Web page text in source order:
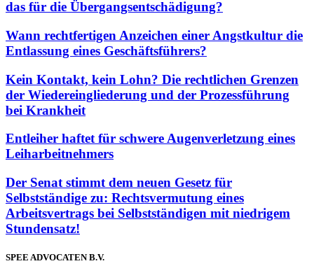
das für die Übergangsentschädigung?
Wann rechtfertigen Anzeichen einer Angstkultur die
Entlassung eines Geschäftsführers?
Kein Kontakt, kein Lohn? Die rechtlichen Grenzen
der Wiedereingliederung und der Prozessführung
bei Krankheit
Entleiher haftet für schwere Augenverletzung eines
Leiharbeitnehmers
Der Senat stimmt dem neuen Gesetz für
Selbstständige zu: Rechtsvermutung eines
Arbeitsvertrags bei Selbstständigen mit niedrigem
Stundensatz!
SPEE ADVOCATEN B.V.